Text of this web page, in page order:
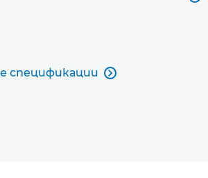
спецификации 